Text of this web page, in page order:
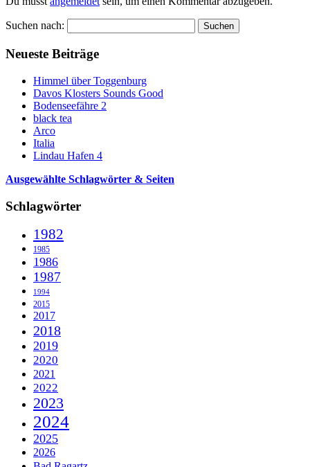
Suchen nach:
Neueste Beiträge
Himmel über Toggenburg
Davos Klosters Sounds Good
Bodenseefähre 2
black tea
Arco
Italia
Lindau Hafen 4
Ausgewählte Schlagwörter & Seiten
Schlagwörter
1982
1985
1986
1987
1994
2015
2017
2018
2019
2020
2021
2022
2023
2024
2025
2026